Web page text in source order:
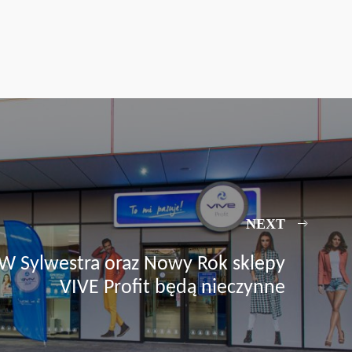
NEXT
Sylwestra oraz Nowy Rok sklepy
VIVE Profit będą nieczynne​